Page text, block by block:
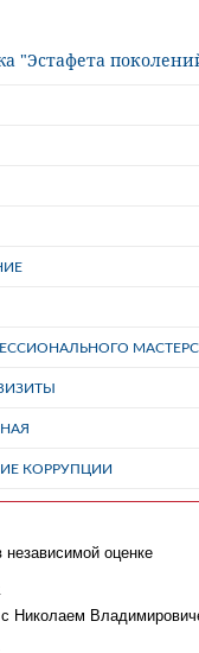
"Эстафета
КОРРУПЦИИ
независимой оценке
с Николаем